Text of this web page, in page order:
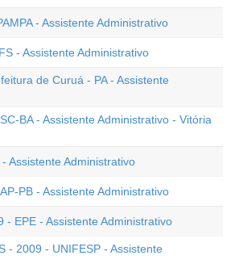
- Assistente Administrativo
- Assistente Administrativo
de Curuá - PA - Assistente
BA - Assistente Administrativo - Vitória
Assistente Administrativo
PB - Assistente Administrativo
- EPE - Assistente Administrativo
- 2009 - UNIFESP - Assistente